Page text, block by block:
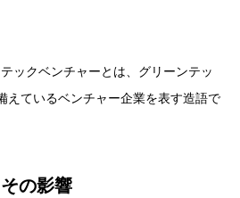
ックベンチャーとは、グリーンテッ
えているベンチャー企業を表す造語で
の影響